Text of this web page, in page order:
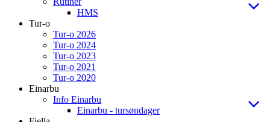
HMS
Tur-o
Tur-o 2026
Tur-o 2024
Tur-o 2023
Tur-o 2021
Tur-o 2020
Einarbu
Info Einarbu
Einarbu - tursøndager